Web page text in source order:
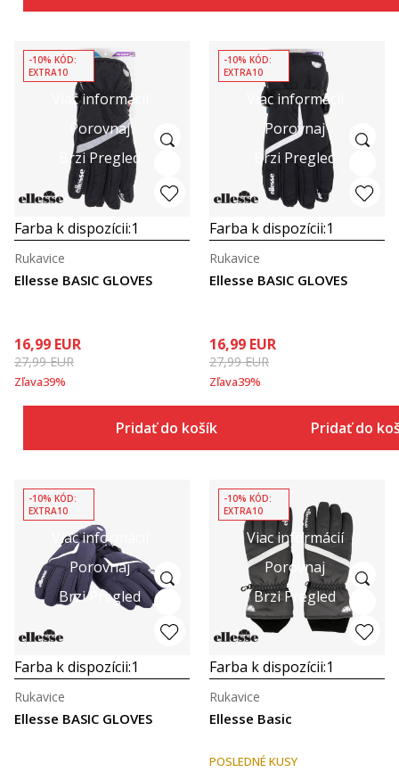
Viac informácií
Porovnaj
Brzi Pregled
-10% KÓD:
EXTRA10
Farba k dispozícii:1
Ellesse BASIC GLOVES
Rukavice
16,99 EUR
27,99EUR
Zľava39%
Pridať do košíka
Viac informácií
Porovnaj
Brzi Pregled
-10% KÓD:
EXTRA10
Farba k dispozícii:1
Ellesse BASIC GLOVES
Rukavice
16,99 EUR
27,99EUR
Zľava39%
Pridať do
Viac informácií
Porovnaj
Brzi Pregled
-10% KÓD:
EXTRA10
Farba k dispozícii:1
Ellesse BASIC GLOVES
Rukavice
Viac informácií
Porovnaj
Brzi Pregled
-10% KÓD:
EXTRA10
Farba k dispozícii:1
Ellesse Basic
Rukavice
POSLEDNÉ KUSY